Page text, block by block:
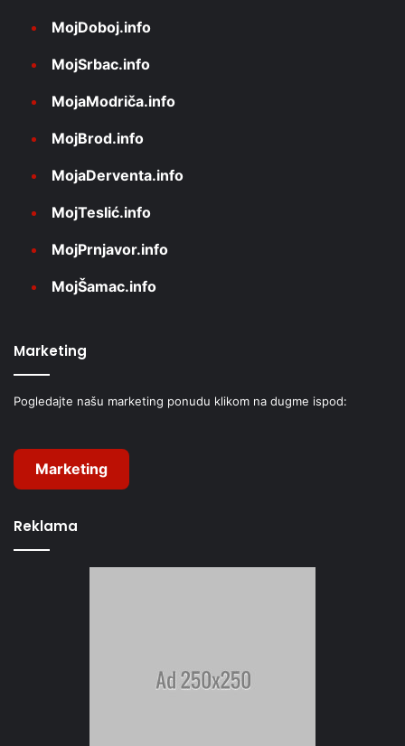
MojDoboj.info
MojSrbac.info
MojaModriča.info
MojBrod.info
MojaDerventa.info
MojTeslić.info
MojPrnjavor.info
MojŠamac.info
Marketing
Pogledajte našu marketing ponudu klikom na dugme ispod:
Marketing
Reklama